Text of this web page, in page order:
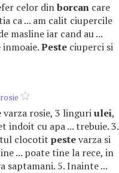
celor dinborcan care
ca ... am calit ciupercile
masline iar cand au ...
inmoaie.Peste ciuperci si
varza rosie, 3 linguriulei,
indoit cu apa ... trebuie. 3.
clocotit pestevarza si
... poate tine la rece, in
saptamani. 5. Inainte ...